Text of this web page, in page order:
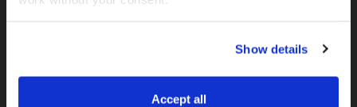
manage your preferences. You can change your choice
at any time via “Cookie settings” in the footer. For more
Privacy & Cookie Policy
Show details
Accept all
MOTOGS WORLDTOURS
Seffnerstraße
06217 Merseburg (Deutschland)